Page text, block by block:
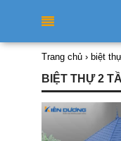
Trang chủ › biệt
BIỆT THỰ 2